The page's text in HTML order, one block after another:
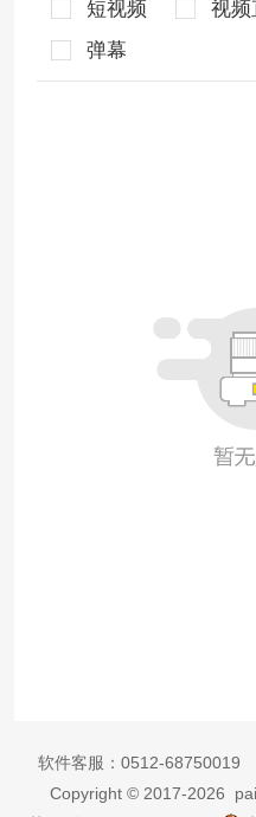
短视频 视频
弹幕
软件客服： 0512-68750019
Copyright © 2017-2026